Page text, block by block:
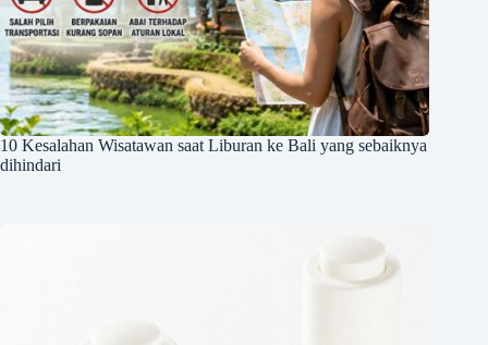
10 Kesalahan Wisatawan saat Liburan ke Bali yang sebaiknya
dihindari